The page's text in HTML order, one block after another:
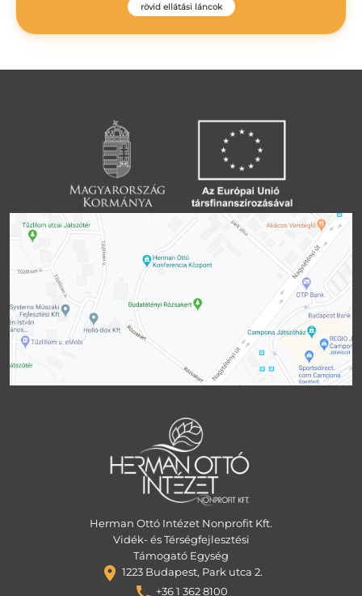
rövid ellátási láncok
Herman Ottó Intézet Nonprofit Kft.
Vidék- és Térségfejlesztési
Támogató Egység
1223 Budapest, Park utca 2.
+36 1 362 8100